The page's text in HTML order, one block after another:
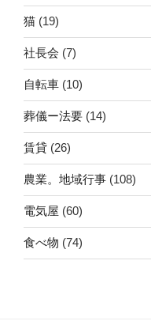
猫 (19)
社長会 (7)
自転車 (10)
葬儀ー法要 (14)
賃貸 (26)
農業。地域行事 (108)
電気屋 (60)
食べ物 (74)